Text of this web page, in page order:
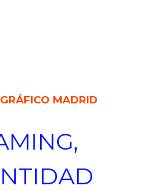
MADRID